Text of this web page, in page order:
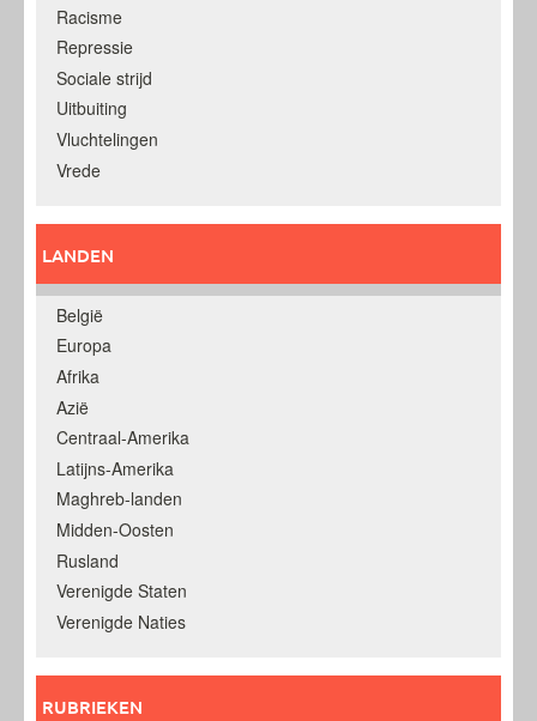
Racisme
Repressie
Sociale strijd
Uitbuiting
Vluchtelingen
Vrede
LANDEN
België
Europa
Afrika
Azië
Centraal-Amerika
Latijns-Amerika
Maghreb-landen
Midden-Oosten
Rusland
Verenigde Staten
Verenigde Naties
RUBRIEKEN